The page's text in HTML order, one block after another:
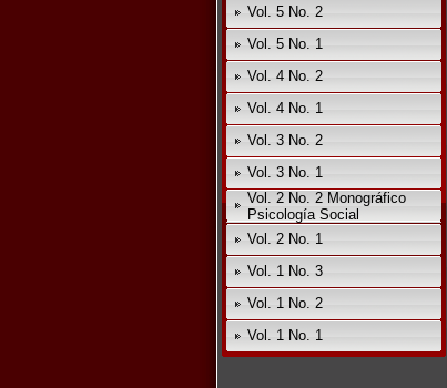
Vol. 5 No. 2
Vol. 5 No. 1
Vol. 4 No. 2
Vol. 4 No. 1
Vol. 3 No. 2
Vol. 3 No. 1
Vol. 2 No. 2 Monográfico
Psicología Social
Vol. 2 No. 1
Vol. 1 No. 3
Vol. 1 No. 2
Vol. 1 No. 1